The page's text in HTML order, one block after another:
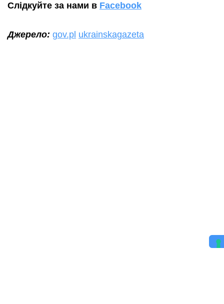
Слідкуйте за нами в Facebook
Джерело: gov.pl ukrainskagazeta